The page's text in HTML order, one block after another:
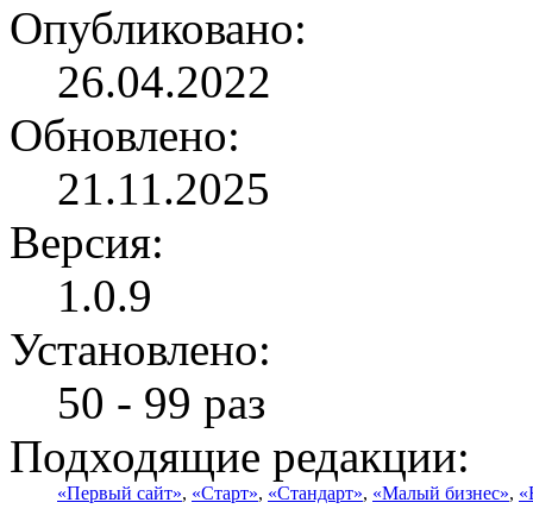
Опубликовано:
26.04.2022
Обновлено:
21.11.2025
Версия:
1.0.9
Установлено:
50 - 99 раз
Подходящие редакции:
«Первый сайт», «Старт», «Стандарт», «Малый бизнес»,